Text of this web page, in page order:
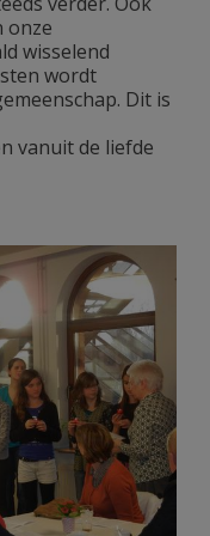
onze
wisselend
wordt
Dit is
vanuit de liefde